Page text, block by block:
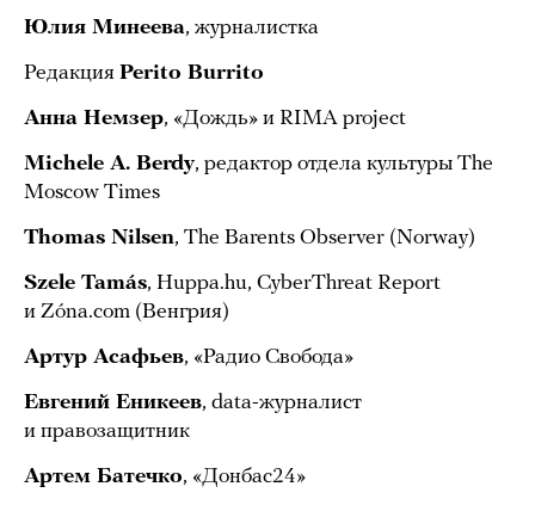
Юлия Минеева, журналистка
Редакция Perito Burrito
Анна Немзер, «Дождь» и RIMA project
Michele A. Berdy, редактор отдела культуры The
Moscow Times
Thomas Nilsen, The Barents Observer (Norway)
Szele Tamás, Huppa.hu, CyberThreat Report
и Zóna.com (Венгрия)
Артур Асафьев, «Радио Свобода»
Евгений Еникеев, data-журналист
и правозащитник
Артем Батечко, «Донбас24»